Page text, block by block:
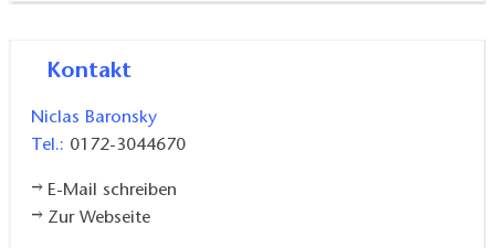
Kontakt
Niclas Baronsky
Tel.: 0172-3044670
E-Mail schreiben
Zur Webseite